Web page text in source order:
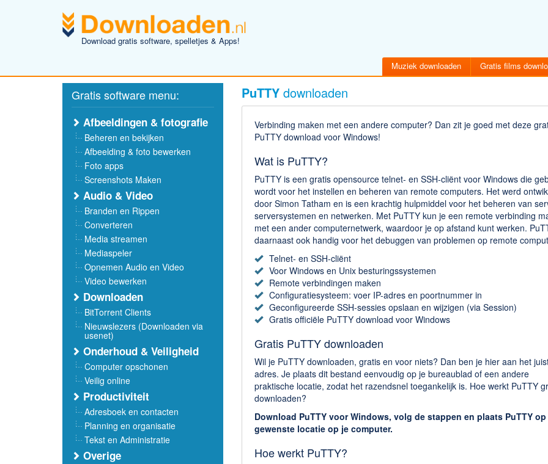
Download gratis software, spelletjes & Apps!
Muziek downloaden Gratis films
Gratis software menu:
Afbeeldingen & fotografie
Beheren en bekijken
Afbeelding & foto bewerken
Foto apps
Screenshots Maken
Audio & Video
Branden en Rippen
Converteren
Media streamen
Mediaspeler
Opnemen Audio en Video
Video bewerken
Downloaden
BitTorrent Clients
Nieuwslezers (Downloaden via
usenet)
Onderhoud & Veiligheid
Computer opschonen
Veilig online
Productiviteit
Adresboek en contacten
Planning en organisatie
Tekst en Administratie
Overige
PuTTYdownloaden
Verbinding maken met een andere computer? Dan zit je goed met deze
PuTTY download voor Windows!
Wat is PuTTY?
PuTTY is een gratis opensource telnet- en SSH-cliënt voor Windows die
wordt voor het instellen en beheren van remote computers. Het werd
door Simon Tatham en is een krachtig hulpmiddel voor het beheren van
serversystemen en netwerken. Met PuTTY kun je een remote verbinding
met een ander computernetwerk, waardoor je op afstand kunt werken.
daarnaast ook handig voor het debuggen van problemen op remote
Telnet- en SSH-cliënt
Voor Windows en Unix besturingssystemen
Remote verbindingen maken
Configuratiesysteem: voer IP-adres en poortnummer in
Geconfigureerde SSH-sessies opslaan en wijzigen (via Session)
Gratis officiële PuTTY download voor Windows
Gratis PuTTY downloaden
Wil je PuTTY downloaden, gratis en voor niets? Dan ben je hier aan het
adres. Je plaats dit bestand eenvoudig op je bureaublad of een andere
praktische locatie, zodat het razendsnel toegankelijk is. Hoe werkt PuTTY
downloaden?
Download PuTTY voor Windows, volg de stappen en plaats PuTTY op
gewenste locatie op je computer.
Hoe werkt PuTTY?